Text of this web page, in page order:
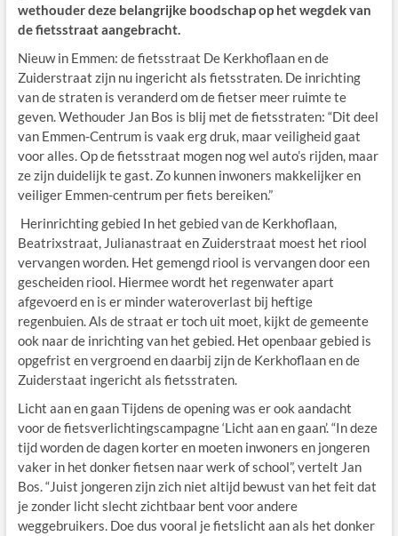
wethouder deze belangrijke boodschap op het wegdek van
de fietsstraat aangebracht.
Nieuw in Emmen: de fietsstraat De Kerkhoflaan en de
Zuiderstraat zijn nu ingericht als fietsstraten. De inrichting
van de straten is veranderd om de fietser meer ruimte te
geven. Wethouder Jan Bos is blij met de fietsstraten: “Dit deel
van Emmen-Centrum is vaak erg druk, maar veiligheid gaat
voor alles. Op de fietsstraat mogen nog wel auto’s rijden, maar
ze zijn duidelijk te gast. Zo kunnen inwoners makkelijker en
veiliger Emmen-centrum per fiets bereiken.”
Herinrichting gebied In het gebied van de Kerkhoflaan,
Beatrixstraat, Julianastraat en Zuiderstraat moest het riool
vervangen worden. Het gemengd riool is vervangen door een
gescheiden riool. Hiermee wordt het regenwater apart
afgevoerd en is er minder wateroverlast bij heftige
regenbuien. Als de straat er toch uit moet, kijkt de gemeente
ook naar de inrichting van het gebied. Het openbaar gebied is
opgefrist en vergroend en daarbij zijn de Kerkhoflaan en de
Zuiderstaat ingericht als fietsstraten.
Licht aan en gaan Tijdens de opening was er ook aandacht
voor de fietsverlichtingscampagne ‘Licht aan en gaan’. “In deze
tijd worden de dagen korter en moeten inwoners en jongeren
vaker in het donker fietsen naar werk of school”, vertelt Jan
Bos. “Juist jongeren zijn zich niet altijd bewust van het feit dat
je zonder licht slecht zichtbaar bent voor andere
weggebruikers. Doe dus vooral je fietslicht aan als het donker